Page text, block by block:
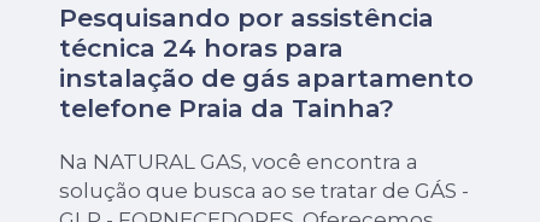
Pesquisando por assistência
técnica 24 horas para
instalação de gás apartamento
telefone Praia da Tainha?
Na NATURAL GAS, você encontra a
solução que busca ao se tratar de GÁS -